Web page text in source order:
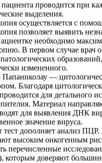
пациента проводится при
выделения.
осуществляется с
позволяет выявить
необходимо
В первом случае врач
измененного.
—
Благодаря
для детального
Материал
для выявления ДНК
значение вируса.
тест дополняет анализ
высоким онкогенным
перечисленные
которым доверяют